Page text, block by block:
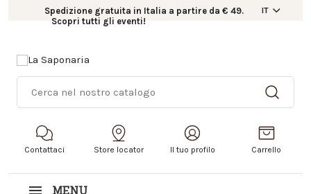
Spedizione gratuita in Italia a partire da € 49.
Scopri tutti gli eventi!
IT
Contattaci Store locator Il tuo profilo Carrello
MENU